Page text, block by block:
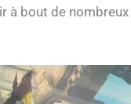
à bout de nombreux